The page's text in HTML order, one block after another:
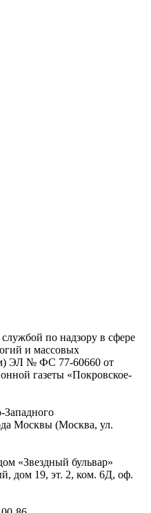
по надзору в сфере
и массовых
ЭЛ № ФС 77-60660 от
газеты «Покровское-
Западного
Москвы (Москва, ул.
«Звездный бульвар»
дом 19, эт. 2, ком. 6Д, оф.